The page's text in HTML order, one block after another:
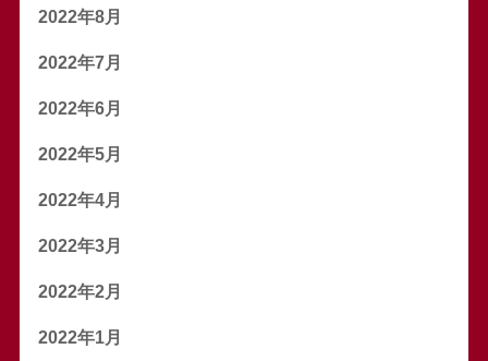
2022年8月
2022年7月
2022年6月
2022年5月
2022年4月
2022年3月
2022年2月
2022年1月